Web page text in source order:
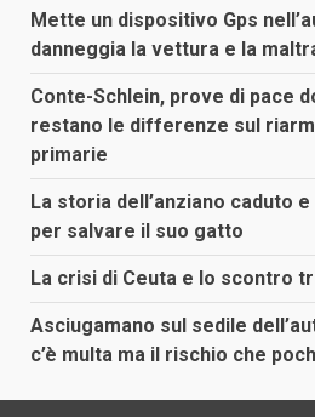
Mette un dispositivo Gps
danneggia la vettura e la
Conte-Schlein, prove di pace
restano le differenze sul
primarie
La storia dell’anziano caduto
per salvare il suo gatto
La crisi di Ceuta e lo scontro
Asciugamano sul sedile
c’è multa ma il rischio che